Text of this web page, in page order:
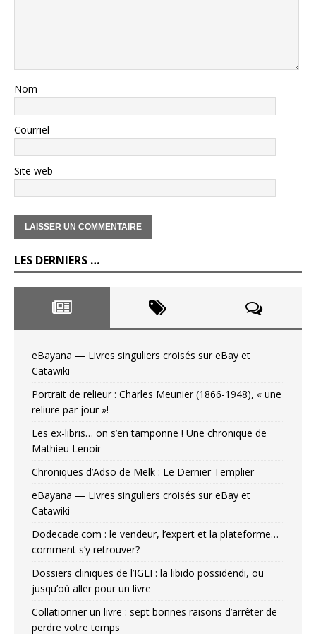
Nom
Courriel
Site web
LES DERNIERS …
eBayana — Livres singuliers croisés sur eBay et
Catawiki
Portrait de relieur : Charles Meunier (1866-1948), « une
reliure par jour »!
Les ex-libris… on s’en tamponne ! Une chronique de
Mathieu Lenoir
Chroniques d’Adso de Melk : Le Dernier Templier
eBayana — Livres singuliers croisés sur eBay et
Catawiki
Dodecade.com : le vendeur, l’expert et la plateforme…
comment s’y retrouver?
Dossiers cliniques de l’IGLI : la libido possidendi, ou
jusqu’où aller pour un livre
Collationner un livre : sept bonnes raisons d’arrêter de
perdre votre temps